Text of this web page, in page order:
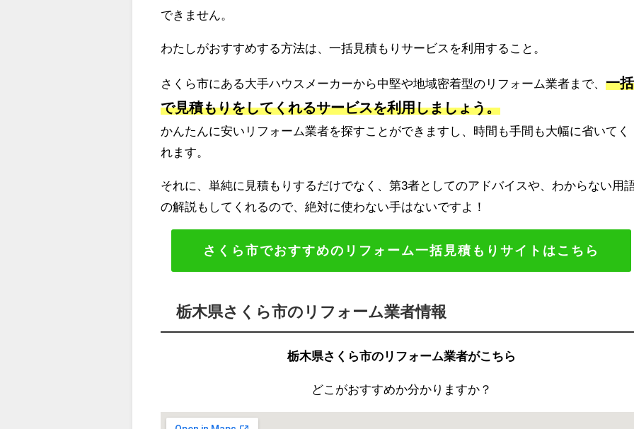
できません。
わたしがおすすめする方法は、一括見積もりサービスを利用すること。
さくら市にある大手ハウスメーカーから中堅や地域密着型のリフォーム業者まで、一括
で見積もりをしてくれるサービスを利用しましょう。
かんたんに安いリフォーム業者を探すことができますし、時間も手間も大幅に省いてく
れます。
それに、単純に見積もりするだけでなく、第3者としてのアドバイスや、わからない用
の解説もしてくれるので、絶対に使わない手はないですよ！
さくら市でおすすめのリフォーム一括見積もりサイトはこちら
栃木県さくら市のリフォーム業者情報
栃木県さくら市のリフォーム業者がこちら
どこがおすすめか分かりますか？